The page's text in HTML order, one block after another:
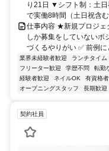
り21日 ▼シフト制：土
で実働8時間（土日祝含
仕事内容 ★新規プロジェ
しか募集をしていないポ
づくるやりがい ✅ 前例
業界未経験者歓迎 ランチタイム
フリーター歓迎
学歴不問 転勤
経験者歓迎
ネイルOK 有資格
オープニングスタッフ
長期歓迎
契約社員